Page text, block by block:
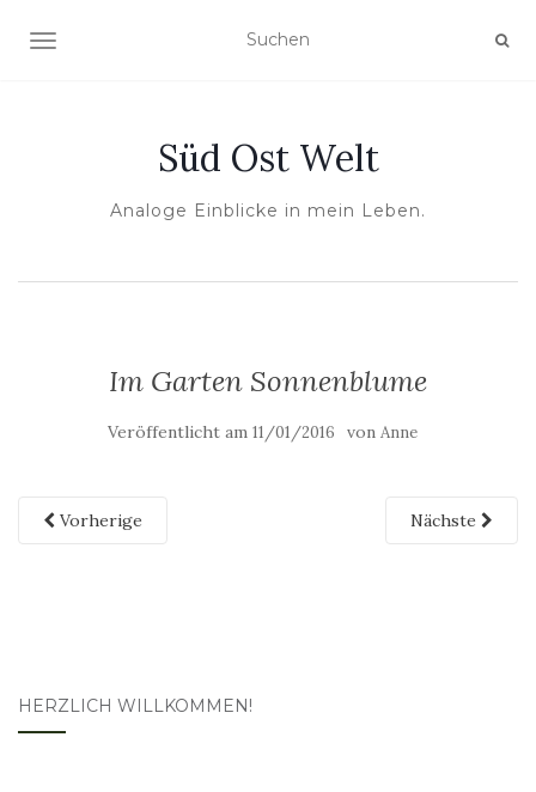
NAVIGATION UMSCHALTEN
Süd Ost Welt
Analoge Einblicke in mein Leben.
Im Garten Sonnenblume
Veröffentlicht am 11/01/2016 von Anne
Vorherige Nächste
HERZLICH WILLKOMMEN!